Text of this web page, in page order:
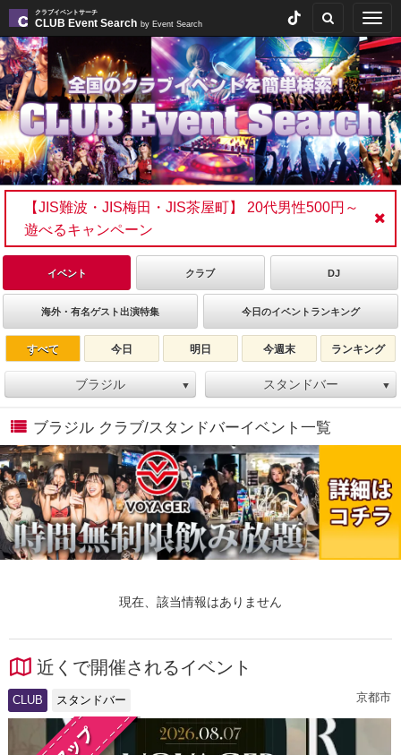
クラブイベントサーチ
CLUB Event Search by Event Search
【JIS難波・JIS梅田・JIS茶屋町】 20代男性500円～
遊べるキャンペーン
イベント クラブ DJ
海外・有名ゲスト出演特集 今日のイベントランキング
すべて 今日 明日 今週末 ランキング
ブラジル ▼ スタンドバー ▼
ブラジル クラブ/スタンドバーイベント一覧
現在、該当情報はありません
近くで開催されるイベント
CLUB スタンドバー 京都市